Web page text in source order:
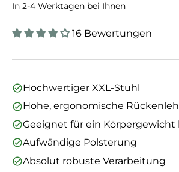
In 2-4 Werktagen bei Ihnen
16 Bewertungen
Hochwertiger XXL-Stuhl
Hohe, ergonomische
Geeignet für ein Körpergewicht
Aufwändige Polsterung
Absolut robuste Verarbeitung